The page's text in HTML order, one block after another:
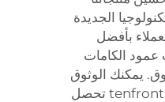
الجديدة
بأفضل
الكامات
يمكنك الوثوق
بأنك مع tenfront تحصل